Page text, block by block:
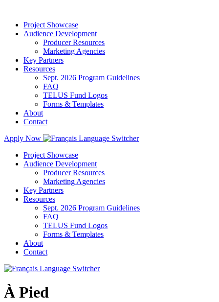
Project Showcase
Audience Development
Producer Resources
Marketing Agencies
Key Partners
Resources
Sept. 2026 Program Guidelines
FAQ
TELUS Fund Logos
Forms & Templates
About
Contact
Apply Now
Project Showcase
Audience Development
Producer Resources
Marketing Agencies
Key Partners
Resources
Sept. 2026 Program Guidelines
FAQ
TELUS Fund Logos
Forms & Templates
About
Contact
À Pied